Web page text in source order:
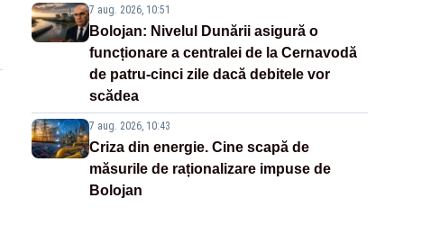
7 aug. 2026, 10:51
Bolojan: Nivelul Dunării asigură o
funcționare a centralei de la Cernavodă
de patru-cinci zile dacă debitele vor
scădea
7 aug. 2026, 10:43
Criza din energie. Cine scapă de
măsurile de raționalizare impuse de
Bolojan